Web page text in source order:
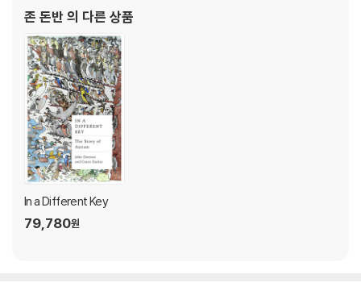
By turns intimate and panoramic, In a Different Key takes us o
en were condemned to institutions to one in which a cadre of
people with autism push not simply for inclusion, but for a new
understanding of autism: as difference rather than disability.
Part X Today
45. Neurodiversity 523
46. A Happy Man 534
Epilogue 547
Autism Timeline 553
Notes 563
Bibliography 617
A Note from the Authors 643
Acknowledgements 645
Index 653
리텔러로도 활동하
존 돈반의 다른 상품
In a Different Key
79,780원